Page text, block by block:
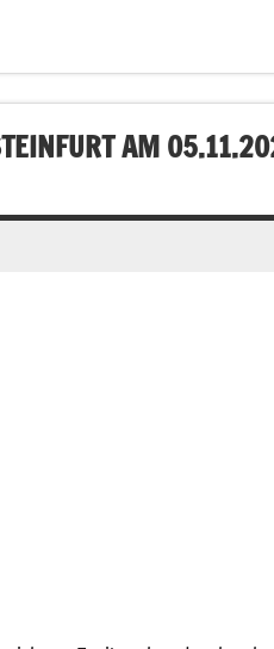
AM